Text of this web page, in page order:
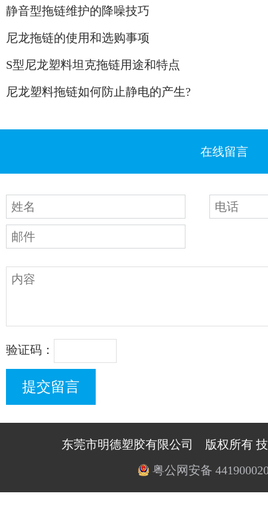
静音型拖链维护的降噪技巧
尼龙拖链的使用和选购事项
S型尼龙塑料坦克拖链用途和特点
尼龙塑料拖链如何防止静电的产生?
在线留言
验证码：
东莞市明德塑胶有限公司 版权所有
粤公网安备